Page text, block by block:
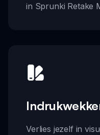
in Sprunki Retake
Verlies jezelf in